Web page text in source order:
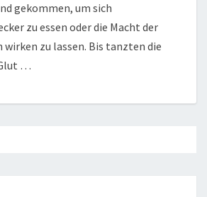
gekommen, um sich
zu essen oder die Macht der
wirken zu lassen. Bis tanzten die
…